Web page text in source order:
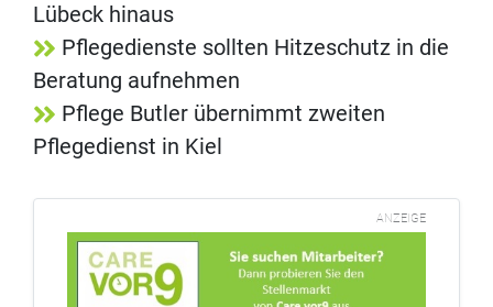
Lübeck hinaus
Pflegedienste sollten Hitzeschutz in die
Beratung aufnehmen
Pflege Butler übernimmt zweiten
Pflegedienst in Kiel
ANZEIGE